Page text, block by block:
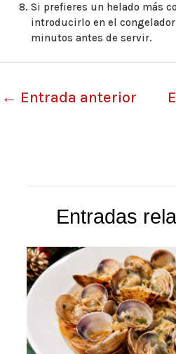
Si prefieres un helado más
introducirlo en el
minutos antes de servir.
← Entrada anterior
Entradas